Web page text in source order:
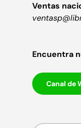
Ventas
Encuentra
Canal de